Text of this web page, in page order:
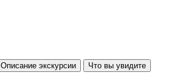
Описание экскурсии Что вы увидите